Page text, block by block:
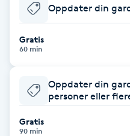
Babylights
Balayage
Bambumassage
Barber
Oppdater din
Gratis
60 min
Oppdater din
personer eller
Gratis
90 min